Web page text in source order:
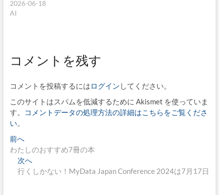
2026-06-18
AI
コメントを残す
コメントを投稿するにはログイン してください。
このサイトはスパムを低減するために Akismet を使っていま
す。
コメントデータの処理方法の詳細はこちらをご覧くださ
い。
投
稿
ナ
前へ過
去
の
投
わたしのおすすめ7冊の本
次へ
の
行くしかない！MyData Japan Conference 2024は7月17日